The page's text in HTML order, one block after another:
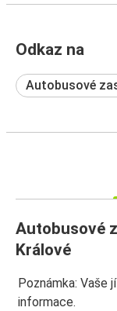
Odkaz na
Autobusové
Autobusové
Králové
Poznámka: Vaše
informace.